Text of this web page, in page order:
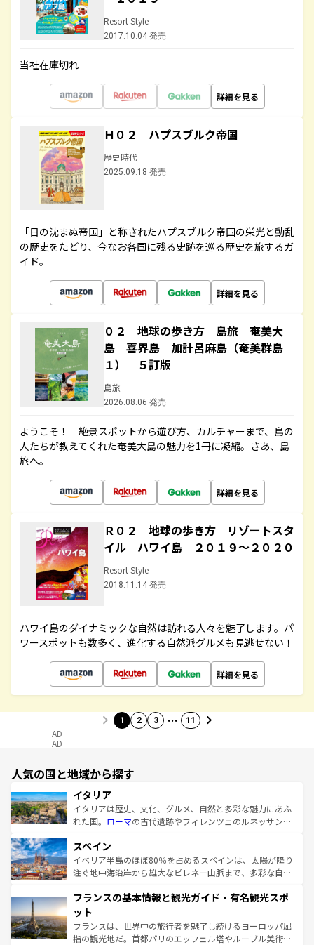
Resort Style
2017.10.04 発売
当社在庫切れ
詳細を見る
Ｈ０２ ハプスブルク帝国
歴史時代
2025.09.18 発売
「日の沈まぬ帝国」と称されたハプスブルク帝国の栄光と動乱
の歴史をたどり、今なお各国に残る史跡を巡る歴史を旅するガ
イド。
詳細を見る
０２ 地球の歩き方 島旅 奄美大
島 喜界島 加計呂麻島（奄美群島
１） ５訂版
島旅
2026.08.06 発売
ようこそ！ 絶景スポットから遊び方、カルチャーまで、島の
人たちが教えてくれた奄美大島の魅力を1冊に凝縮。さあ、島
旅へ。
詳細を見る
Ｒ０２ 地球の歩き方 リゾートスタ
イル ハワイ島 ２０１９～２０２０
Resort Style
2018.11.14 発売
ハワイ島のダイナミックな自然は訪れる人々を魅了します。パ
ワースポットも数多く、進化する自然派グルメも見逃せない！
詳細を見る
1 2 3 … 11
AD
AD
人気の国と地域から探す
イタリア
イタリアは歴史、文化、グルメ、自然と多彩な魅力にあふ
れた国。 ローマの古代遺跡やフィレンツェのルネッサンス
ろん、トスカーナの美しい田園風景やアマルフィ海岸の絶
景など、自然景観も見逃せない。観光の合間には、本場の
ピザやパスタなど、絶品のイタリア料理を堪能することも
ませてくれるイタリアで、忘れられない旅をしてみよう！
なお、新着のイタリア情報は
しい。
スペイン
イベリア半島のほぼ80％を占めるスペインは、太陽が降り
注ぐ地中海沿岸から雄大なピレネー山脈まで、多彩な自然
文化が根付くこの国では、情熱的なフラメンコ、熱気あふ
れる闘牛、そして美味しいタパスが生活の一部となってい
る。首都マドリードの洗練された雰囲気や、バルセロナの
アートに溢れた街角から、地方では古代ローマ遺跡や中世
フランスの基本情報と観光ガイド・有名観光スポ
ット
フランスは、世界中の旅行者を魅了し続けるヨーロッパ屈
指の観光地だ。首都パリのエッフェル塔やルーブル美術館